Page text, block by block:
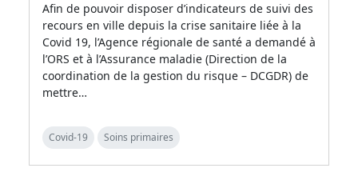
Afin de pouvoir disposer d’indicateurs de suivi des
recours en ville depuis la crise sanitaire liée à la
Covid 19, l’Agence régionale de santé a demandé à
l’ORS et à l’Assurance maladie (Direction de la
coordination de la gestion du risque – DCGDR) de
mettre…
Covid-19 Soins primaires